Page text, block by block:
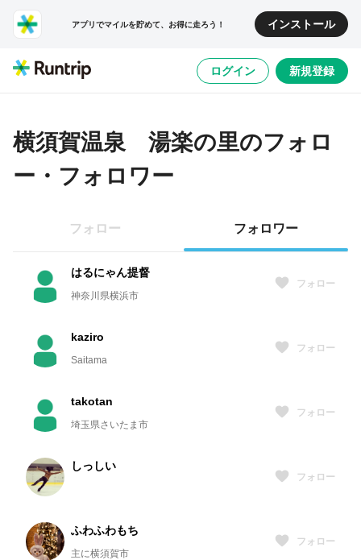
アプリでマイルを貯めて、お得に走ろう！ インストール
ログイン 新規登録
横須賀温泉 湯楽の里のフォロ
ー・フォロワー
フォロー フォロワー
はるにゃん提督
神奈川県横浜市
フォロー
kaziro
Saitama
フォロー
takotan
埼玉県さいたま市
フォロー
しっしい
フォロー
ふわふわもち
主に横須賀市
フォロー